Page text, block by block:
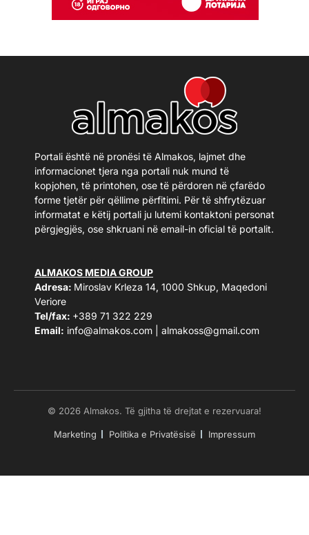
Portali është në pronësi të Almakos, lajmet dhe
informacionet tjera nga portali nuk mund të
kopjohen, të printohen, ose të përdoren në çfarëdo
forme tjetër për qëllime përfitimi. Për të shfrytëzuar
informatat e këtij portali ju lutemi kontaktoni personat
përgjegjës, ose shkruani në email-in oficial të portalit.
ALMAKOS MEDIA GROUP
Adresa: Miroslav Krleza 14, 1000 Shkup, Maqedoni
Veriore
Tel/fax: +389 71 322 229
Email: info@almakos.com almakoss@gmail.com
© 2026 Almakos. Të gjitha të drejtat e rezervuara!
Marketing Politika e Privatësisë Impressum